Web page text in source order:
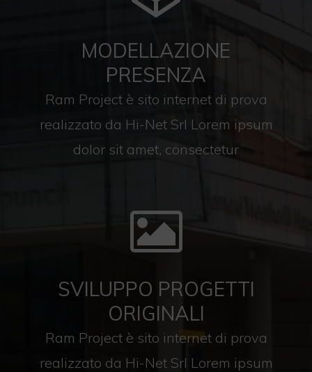
MODELLAZIONE
PRESENZA
Ram Project è sito internet di prova
realizzato da Hi-Net Srl Lorem ipsum
dolor sit amet, consectetur
SVILUPPO PROGETTI
ORIGINALI
Ram Project è sito internet di prova
realizzato da Hi-Net Srl Lorem ipsum